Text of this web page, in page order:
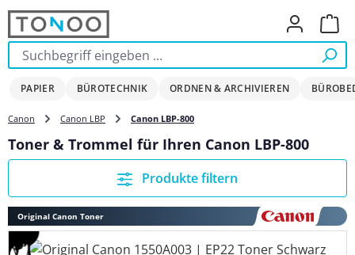
Zum Hauptinhalt springen
PAPIER BÜROTECHNIK ORDNEN & ARCHIVIEREN
Canon Canon LBP Canon LBP-800
Toner & Trommel für Ihren Canon LBP-800
Produkte filtern
Original Canon Toner